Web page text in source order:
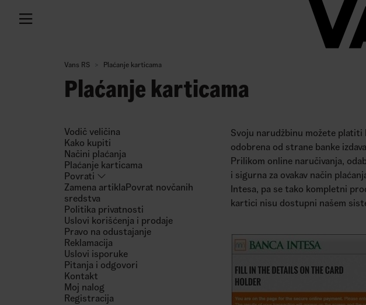
Vans RS Plaćanje karticama
Plaćanje karticama
Vodič veličina
Kako kupiti
Načini plaćanja
Plaćanje karticama
Povrati
Zamena artiklaPovrat novčanih
sredstva
Politika privatnosti
Uslovi korišćenja i prodaje
Pravo na odustajanje
Reklamacija
Uslovi isporuke
Pitanja i odgovori
Kontakt
Moj nalog
Registracija
Svoju narudžbinu možete
odobrena od strane banke
Prilikom online naručivanja,
i sigurna za ovakav način
Intesa, pa se tako kompletni
kartici nisu dostupni našem